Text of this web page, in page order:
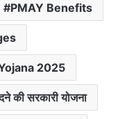
PMAY Benefits
2025
की सरकारी योजना